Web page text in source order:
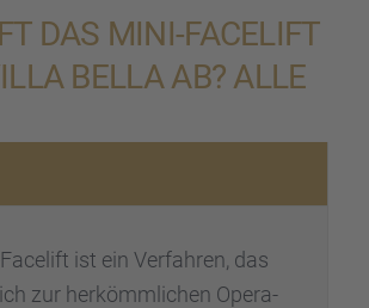
DAS MINI-FACELIFT
BELLA AB? ALLE
ist ein Verfah­ren, das
zur herkömm­li­chen Opera­